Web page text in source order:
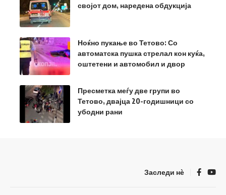
својот дом, наредена обдукција
Ноќно пукање во Тетово: Со
автоматска пушка стрелал кон куќа,
оштетени и автомобил и двор
Пресметка меѓу две групи во
Тетово, двајца 20-годишници со
убодни рани
Заследи нѐ